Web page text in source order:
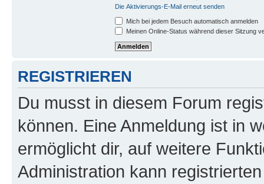
Die Aktivierungs-E-Mail erneut senden
Mich bei jedem Besuch automatisch anmelden
Meinen Online-Status während dieser Sitzung
REGISTRIEREN
Du musst in diesem Forum
können. Eine Anmeldung ist in
ermöglicht dir, auf weitere
Administration kann